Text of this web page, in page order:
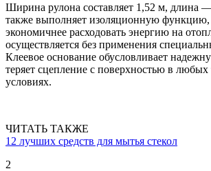
Ширина рулона составляет 1,52 м, длина
также выполняет изоляционную функцию,
экономичнее расходовать энергию на
осуществляется без применения
Клеевое основание обусловливает
теряет сцепление с поверхностью в
условиях.
ЧИТАТЬ ТАКЖЕ
12 лучших средств для мытья стекол
2